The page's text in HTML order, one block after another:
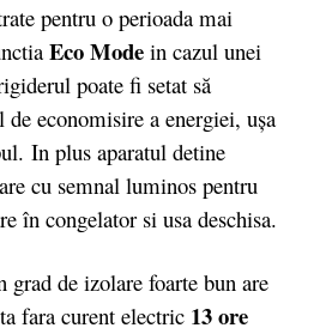
pentru o perioada mai
Eco Mode in cazul unei
poate fi setat să
economisire a energiei, ușa
In plus aparatul detine
cu semnal luminos pentru
în congelator si usa deschisa.
grad de izolare foarte bun are
fara curent electric 13 ore